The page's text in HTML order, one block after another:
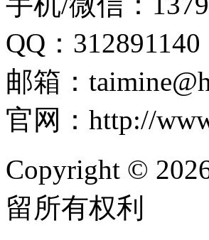
QQ：312891140
邮箱：
官网：http://
Copyright ©
留所有权利